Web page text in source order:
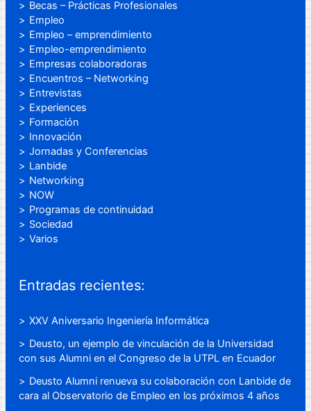
Becas – Prácticas Profesionales
Empleo
Empleo – emprendimiento
Empleo-emprendimiento
Empresas colaboradoras
Encuentros – Networking
Entrevistas
Experiences
Formación
Innovación
Jornadas y Conferencias
Lanbide
Networking
NOW
Programas de continuidad
Sociedad
Varios
Entradas recientes:
XXV Aniversario Ingeniería Informática
Deusto, un ejemplo de vinculación de la Universidad
con sus Alumni en el Congreso de la UTPL en Ecuador
Deusto Alumni renueva su colaboración con Lanbide de
cara al Observatorio de Empleo en los próximos 4 años